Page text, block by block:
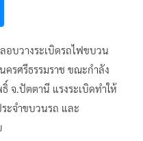
อบวางระเบิดรถไฟขบวน
รศรีธรรมราช ขณะกำลัง
จ.ปัตตานี แรงระเบิดทำให้